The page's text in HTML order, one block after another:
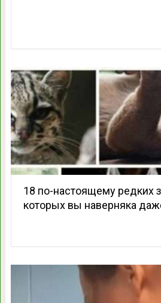
18 по-настоящему редких
которых вы наверняка